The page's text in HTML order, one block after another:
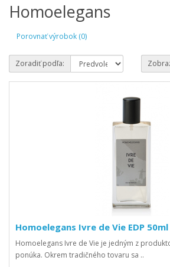
Homoelegans
Porovnať výrobok (0)
Zoradiť podľa:
Homoelegans Ivre de Vie EDP 50ml
Homoelegans Ivre de Vie je jedným z
ponúka. Okrem tradičného tovaru sa ..